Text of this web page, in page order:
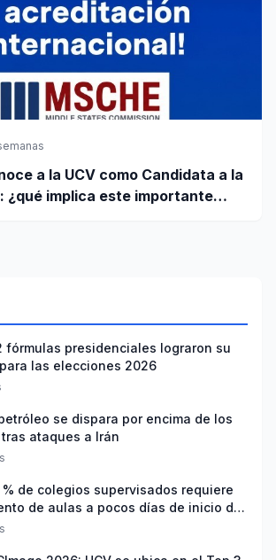
a la UCV como Candidata a la
¿qué implica este importante
fórmulas presidenciales lograron su
las elecciones 2026
se dispara por encima de los
ataques a Irán
% de colegios supervisados requiere
de aulas a pocos días de inicio del
2026